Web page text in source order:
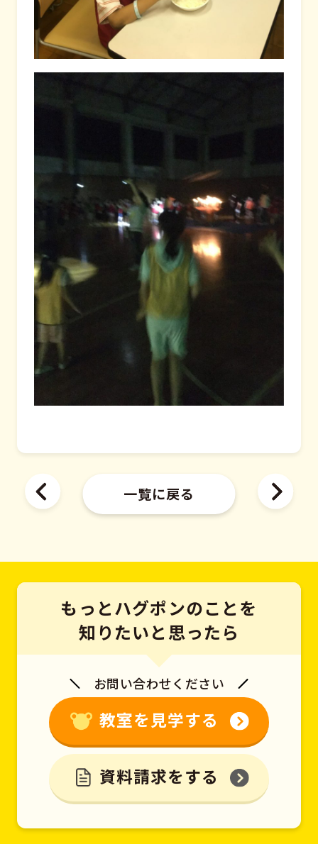
一覧に戻る
もっとハグポンのことを
知りたいと思ったら
お問い合わせください
教室を見学する
資料請求をする